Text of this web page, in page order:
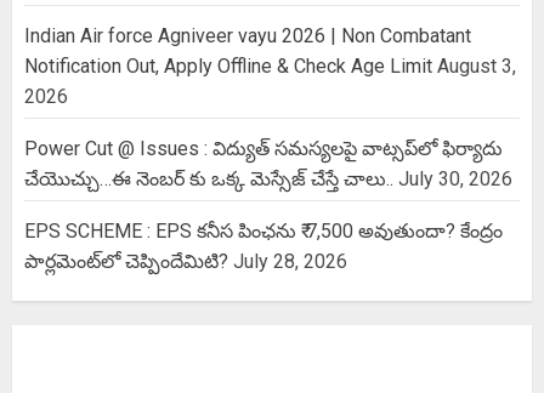
Indian Air force Agniveer vayu 2026 | Non Combatant
Notification Out, Apply Offline & Check Age Limit August 3,
2026
Power Cut @ Issues : విద్యుత్ సమస్యలపై వాట్సప్‌లో ఫిర్యాదు
చేయొచ్చు…ఈ నెంబర్ కు ఒక్క మెస్సేజ్ చేస్తే చాలు.. July 30, 2026
EPS SCHEME : EPS కనీస పింఛను ₹ 7,500 అవుతుందా? కేంద్రం
పార్లమెంట్‌లో చెప్పిందేమిటి? July 28, 2026